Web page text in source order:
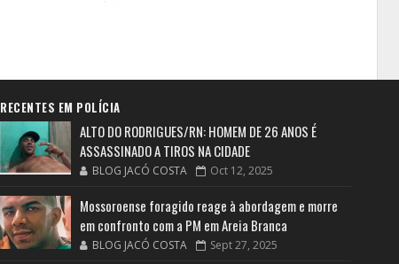
RECENTES EM POLÍCIA
ALTO DO RODRIGUES/RN: HOMEM DE 26 ANOS É
ASSASSINADO A TIROS NA CIDADE
BLOG JACÓ COSTA Oct 12, 2025
Mossoroense foragido reage à abordagem e morre
em confronto com a PM em Areia Branca
BLOG JACÓ COSTA Sept 27, 2025